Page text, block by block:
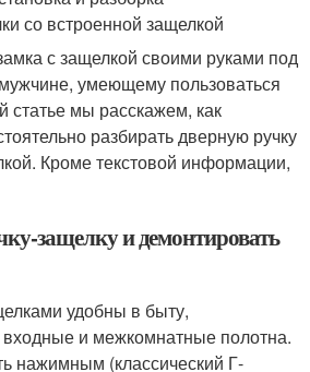
с защелкой своими руками под
умеющему пользоваться
статье мы расскажем, как
разбирать дверную ручку
Кроме текстовой информации,
защелку и демонтировать
удобны в быту,
и межкомнатные полотна.
нажимным (классический Г-